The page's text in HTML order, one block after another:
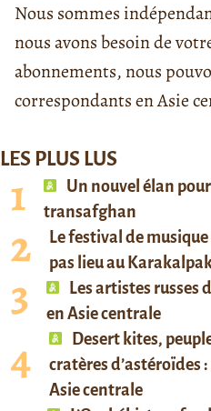
Nous sommes
nous avons besoin de
abonnements, nous
correspondants en Asie
LES PLUS LUS
Un nouvel élan
transafghan
Le festival de
pas lieu au
Les artistes russes
en Asie centrale
Desert kites,
cratères d’astéroïdes
Asie centrale